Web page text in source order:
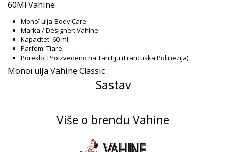
60Ml Vahine
Monoï ulja-Body Care
Marka / Designer: Vahine
Kapacitet: 60 ml
Parfem: Tiare
Poreklo: Proizvedeno na Tahitiju (Francuska Polinezija)
Monoï ulja Vahine Classic
Sastav
Informacije o proizvodu
Odsek: Unisex, Monoï ulja
Pakovanje uključuje: 1 x Monoï ulja (Drugi pribor koji nije
Više o brendu Vahine